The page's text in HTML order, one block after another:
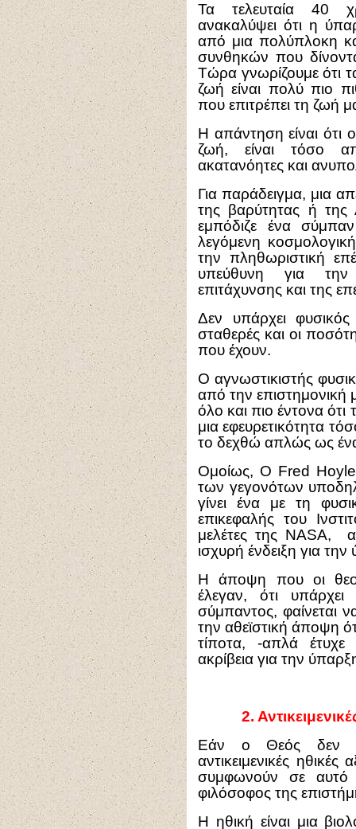
Τα τελευταία 40
ανακαλύψει ότι η
από μια πολύπλοκη
συνθηκών που
Τώρα γνωρίζουμε ότι
ζωή είναι πολύ πιο
που επιτρέπει τη ζωή
Η απάντηση είναι ότι
ζωή, είναι τόσο
ακατανόητες και
Για παράδειγμα, μια
της βαρύτητας ή της
εμπόδιζε ένα
λεγόμενη
την πληθωριστική
υπεύθυνη για
επιτάχυνσης και της
Δεν υπάρχει
σταθερές και οι
που έχουν.
Ο αγνωστικιστής
από την επιστημονική
όλο και πιο έντονα
μια εφευρετικότητα
το δεχθώ απλώς ως
Ομοίως, Ο Fred Hoyle
των γεγονότων
γίνει ένα με τη
επικεφαλής του
μελέτες της NASA,
ισχυρή ένδειξη για
Η άποψη που οι
έλεγαν, ότι
σύμπαντος, φαίνεται
την αθεϊστική άποψη
τίποτα, -απλά
ακρίβεια για την
2.
Εάν ο Θεός δεν
αντικειμενικές ηθικές
συμφωνούν σε αυτό
φιλόσοφος της
Η ηθική είναι μια